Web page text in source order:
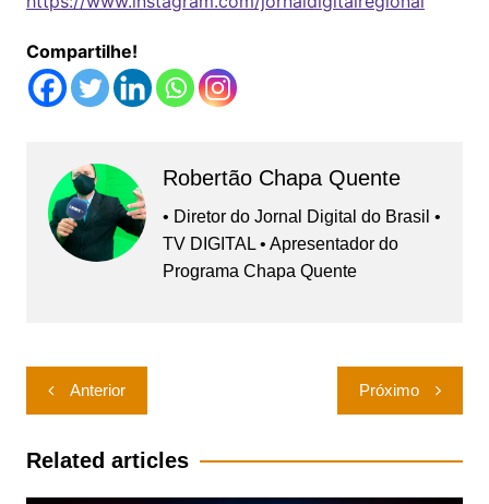
Compartilhe!
Robertão Chapa Quente
• Diretor do Jornal Digital do Brasil •
TV DIGITAL • Apresentador do
Programa Chapa Quente
Navegação
de
Post
Anterior Próximo
Related articles